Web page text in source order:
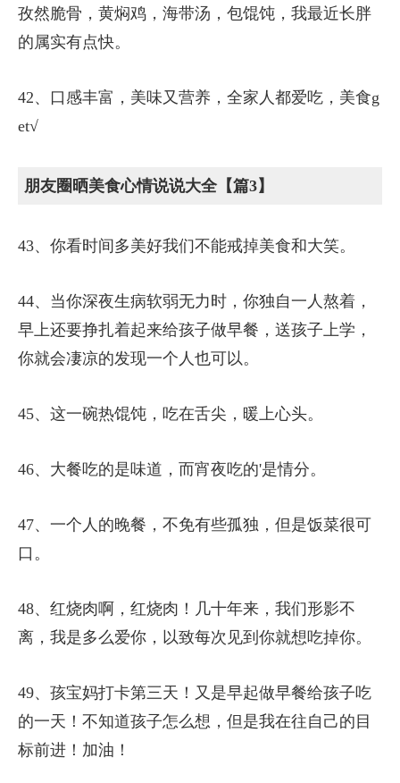
孜然脆骨，黄焖鸡，海带汤，包馄饨，我最近长胖
的属实有点快。
42、口感丰富，美味又营养，全家人都爱吃，美食g
et√
朋友圈晒美食心情说说大全【篇3】
43、你看时间多美好我们不能戒掉美食和大笑。
44、当你深夜生病软弱无力时，你独自一人熬着，
早上还要挣扎着起来给孩子做早餐，送孩子上学，
你就会凄凉的发现一个人也可以。
45、这一碗热馄饨，吃在舌尖，暖上心头。
46、大餐吃的是味道，而宵夜吃的'是情分。
47、一个人的晚餐，不免有些孤独，但是饭菜很可
口。
48、红烧肉啊，红烧肉！几十年来，我们形影不
离，我是多么爱你，以致每次见到你就想吃掉你。
49、孩宝妈打卡第三天！又是早起做早餐给孩子吃
的一天！不知道孩子怎么想，但是我在往自己的目
标前进！加油！